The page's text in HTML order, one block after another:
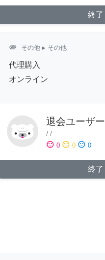
終了
attachment その他▸ その他
代理購入
オンライン
退会ユーザー
/ /
sentiment_satisfied 0 sentiment_neutral 0 sentiment_dissatisfied 0
終了